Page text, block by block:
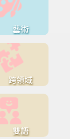
藝術
跨領域
雙語